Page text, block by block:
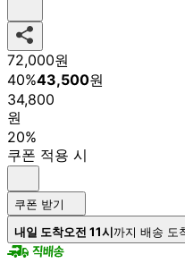
72,000원
40%43,500원
34,800
원
20%
쿠폰 적용 시
쿠폰 받기
내일 도착오전 11시까지 배송 도